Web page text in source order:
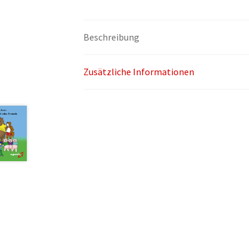
Beschreibung
Zusätzliche Informationen